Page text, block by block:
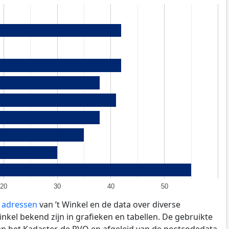
20 30 40 50
van ’t Winkel en de data over diverse
bekend zijn in grafieken en tabellen. De gebruikte